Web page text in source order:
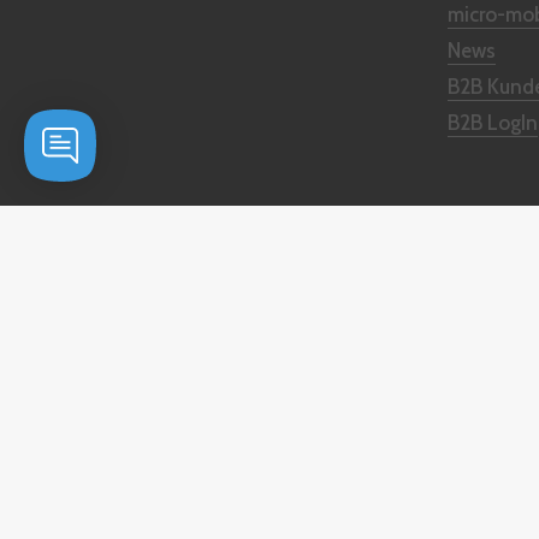
micro-
News
B2B
B2B LogIn